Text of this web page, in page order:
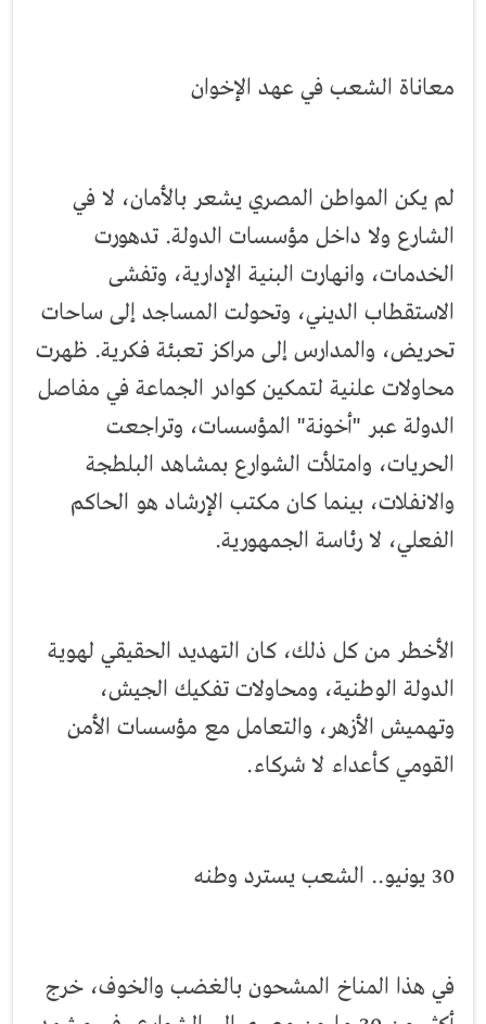
معاناة الشعب في عهد الإخوان
لم يكن المواطن المصري يشعر بالأمان، لا في
الشارع ولا داخل مؤسسات الدولة. تدهورت
الخدمات، وانهارت البنية الإدارية، وتفشى
الاستقطاب الديني، وتحولت المساجد إلى ساحات
تحريض، والمدارس إلى مراكز تعبئة فكرية. ظهرت
محاولات علنية لتمكين كوادر الجماعة في مفاصل
الدولة عبر "أخونة" المؤسسات، وتراجعت
الحريات، وامتلأت الشوارع بمشاهد البلطجة
والانفلات، بينما كان مكتب الإرشاد هو الحاكم
الفعلي، لا رئاسة الجمهورية.
الأخطر من كل ذلك، كان التهديد الحقيقي لهوية
الدولة الوطنية، ومحاولات تفكيك الجيش،
وتهميش الأزهر، والتعامل مع مؤسسات الأمن
القومي كأعداء لا شركاء.
30 يونيو.. الشعب يسترد وطنه
في هذا المناخ المشحون بالغضب والخوف، خرج